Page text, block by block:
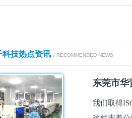
科技热点资讯 / RECOMMENDED NEWS
东莞市华
我们取得